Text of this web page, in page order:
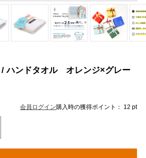
/ ハンドタオル オレンジ×グレー
会員ログイン購入時の獲得ポイント： 12 pt